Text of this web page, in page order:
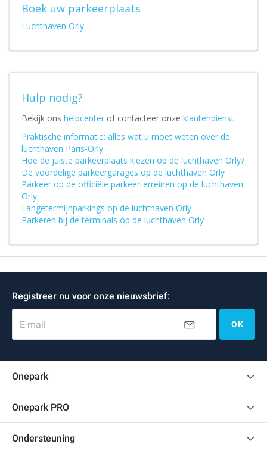
Boek uw parkeerplaats
Luchthaven Orly
Hulp nodig?
Bekijk ons helpcenter of contacteer onze klantendienst.
Praktische informatie: alles wat u moet weten over de
luchthaven Paris-Orly
Hoe de juiste parkeerplaats kiezen op de luchthaven Orly?
De voordelige parkeergarages op de luchthaven Orly
Parkeer op de officiële parkeerterreinen op de luchthaven
Orly
Langetermijnparkings op de luchthaven Orly
Parkeren bij de terminals op de luchthaven Orly
Registreer nu voor onze nieuwsbrief:
E-mail OK
Onepark
Onepark PRO
Word partner van Onepark
Ondersteuning